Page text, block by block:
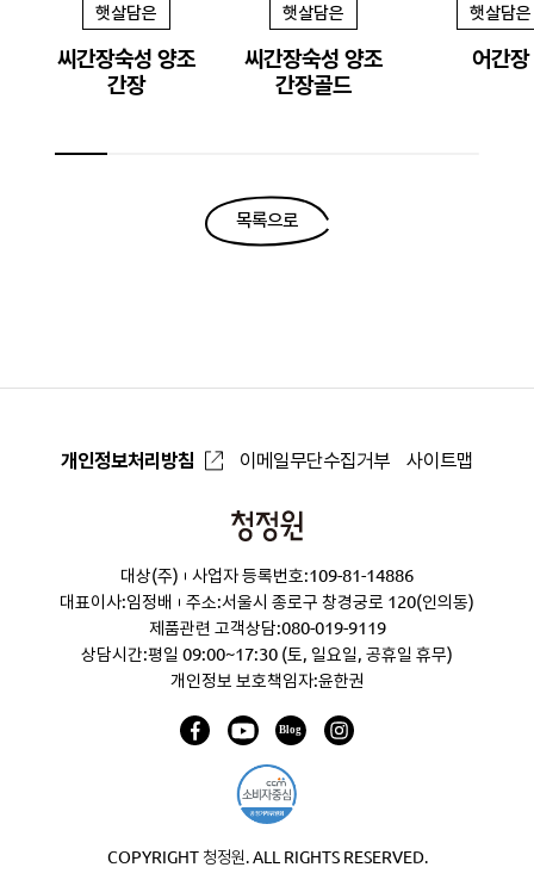
햇살담은
씨간장숙성 양조
간장
햇살담은
씨간장숙성 양조
간장골드
햇살담은
어간장
목록으로
개인정보처리방침 이메일무단수집거부 사이트맵
청
원
대상(주)
사업자 등록번호:109-81-14886
대표이사:임정배
주소:서울시 종로구 창경궁로 120(인의동)
제품관련 고객상담:080-019-9119
상담시간:평일 09:00~17:30 (토, 일요일, 공휴일 휴무)
개인정보 보호책임자:윤한권
COPYRIGHT 청정원. ALL RIGHTS RESERVED.